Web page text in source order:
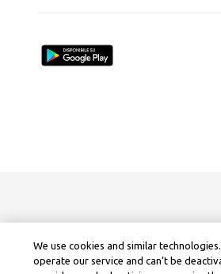
We use cookies and similar
operate our service and can’t be